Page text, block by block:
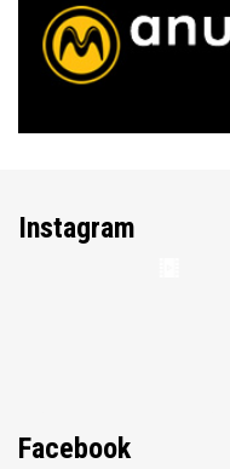
Instagram
Facebook